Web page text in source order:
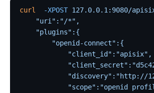
curl
  -XPOST
127.0.0.1:9080/
    "uri":"/*",
    "plugins":{
        "openid-connect":{
            "client_id":"apisix",
"discovery":"http://
"scope":"openid